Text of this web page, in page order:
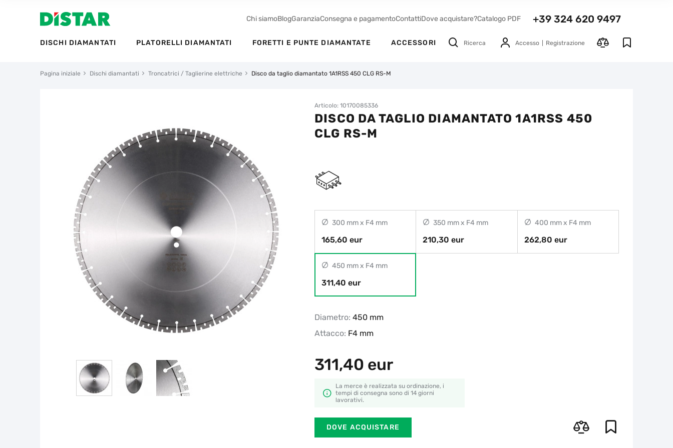
Chi siamoBlogGaranziaConsegna e pagamentoContattiDove acquistare?Catalogo PDF +39 324 620 9497
DISCHI DIAMANTATI PLATORELLI DIAMANTATI FORETTI E PUNTE DIAMANTATE ACCESSORI Ricerca Accesso Registrazione
Pagina iniziale Dischi diamantati Troncatrici / Taglierine elettriche Disco da taglio diamantato 1A1RSS 450 CLG RS-M
Articolo: 10170085336
DISCO DA TAGLIO DIAMANTATO 1A1RSS 450
CLG RS-M
300 mm x F4 mm
165,60 eur
350 mm x F4 mm
210,30 eur
400 mm x F4 mm
262,80 eur
450 mm x F4 mm
311,40 eur
Diametro: 450 mm
Attacco: F4 mm
311,40 eur
La merce è realizzata su ordinazione, i
tempi di consegna sono di 14 giorni
lavorativi.
DOVE ACQUISTARE